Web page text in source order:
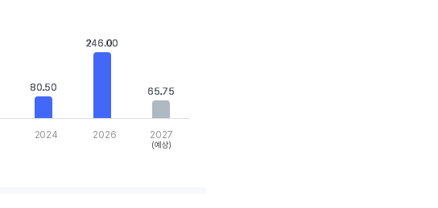
80.50
80.50
246.00
246.00
65.75
65.75
2024 2026 2027
(예상)